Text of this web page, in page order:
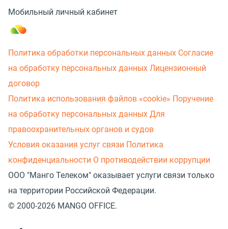
Мобильный личный кабинет
Политика обработки персональных данных Согласие
на обработку персональных данных Лицензионный
договор
Политика использования файлов «cookie» Поручение
на обработку персональных данных Для
правоохранительных органов и судов
Условия оказания услуг связи Политика
конфиденциальности О противодействии коррупции
ООО "Манго Телеком" оказывает услуги связи только
на территории Российской Федерации.
© 2000-2026 MANGO OFFICE.